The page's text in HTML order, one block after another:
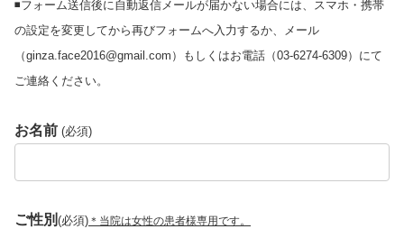
◾️フォーム送信後に自動返信メールが届かない場合には、スマホ・携帯
の設定を変更してから再びフォームへ入力するか、メール
（ginza.face2016@gmail.com）もしくはお電話（03-6274-6309）にて
ご連絡ください。
お名前 (必須)
ご性別 (必須) ＊当院は女性の患者様専用です。